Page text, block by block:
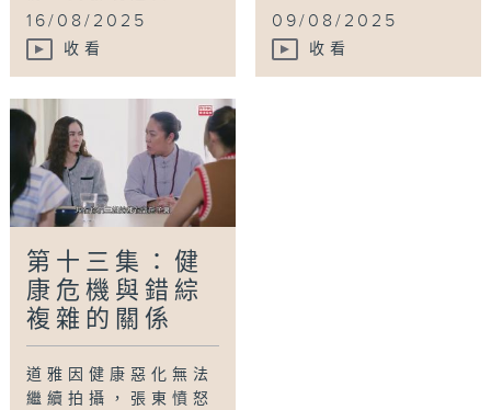
16/08/2025
收看
09/08/2025
收看
第十三集：健
康危機與錯綜
複雜的關係
道雅因健康惡化無法
繼續拍攝，張東憤怒